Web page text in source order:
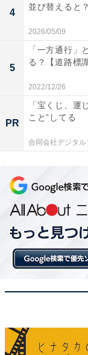
4
並び替えると
2026/05/09
5
「一方通行」
る？【道路標
2022/12/26
PR
「宝くじ、運
こと”してる
合同会社デジタル